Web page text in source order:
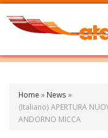
Home » News »
(Italiano) APERTURA
ANDORNO MICCA